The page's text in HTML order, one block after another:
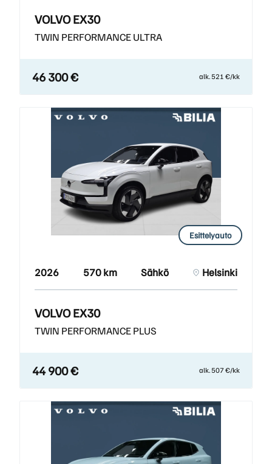
VOLVO EX30
TWIN PERFORMANCE ULTRA
46 300 € alk. 521 €/kk
Esittelyauto
2026 570 km Sähkö Helsinki
VOLVO EX30
TWIN PERFORMANCE PLUS
44 900 € alk. 507 €/kk